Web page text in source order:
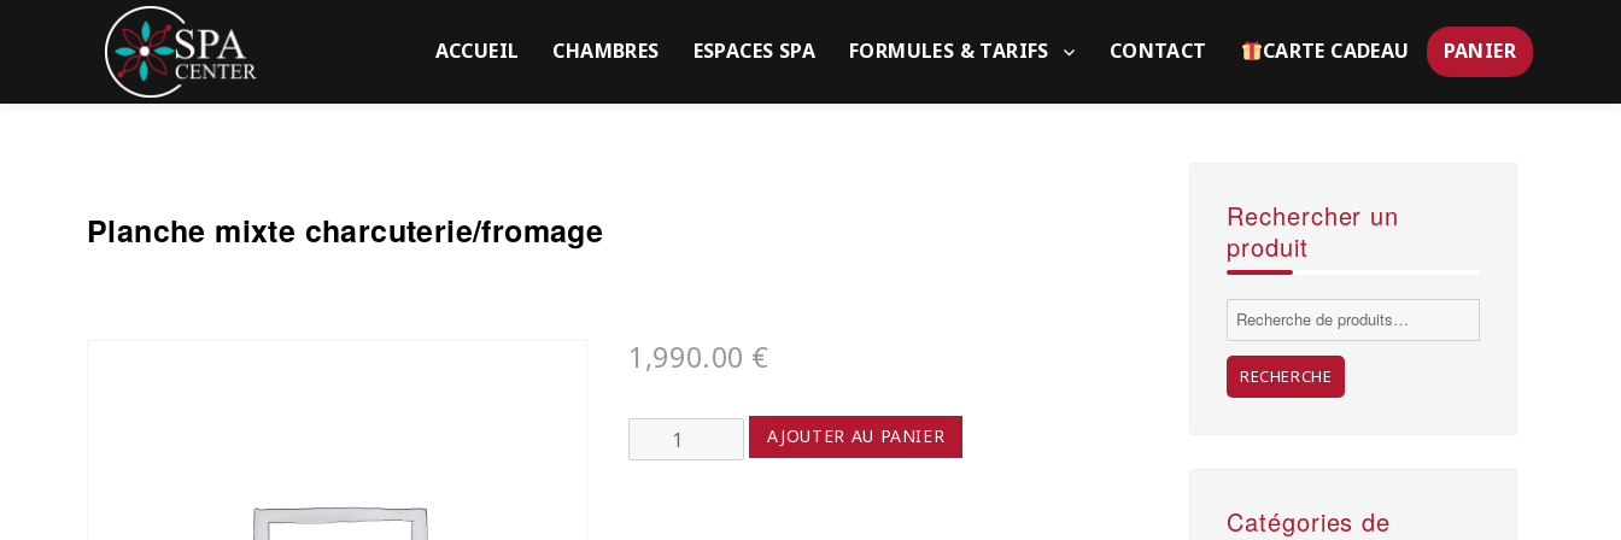
SPA Center
ACCUEIL CHAMBRES ESPACES SPA FORMULES & TARIFS CONTACT CARTE CADEAU PANIER
Planche mixte charcuterie/fromage
1,990.00 €
quantité
AJOUTER AU PANIER
Rechercher un
produit
Recherche
RECHERCHE
Catégories de